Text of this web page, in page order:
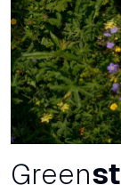
Green